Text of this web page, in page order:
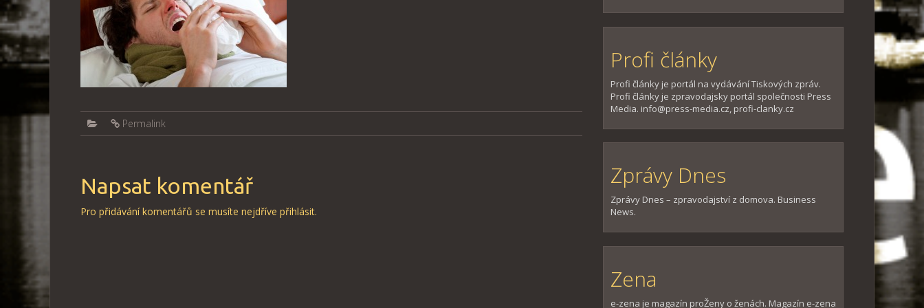
Permalink
Napsat komentář
Pro přidávání komentářů se musíte nejdříve přihlásit.
Profi články
Profi články je portál na vydávání Tiskových zpráv.
Profi články je zpravodajsky portál společnosti Press
Media. info@press-media.cz, profi-clanky.cz
Zprávy Dnes
Zprávy Dnes – zpravodajství z domova. Business
News.
Zena
e-zena je magazín proŽeny o ženách. Magazín e-zena